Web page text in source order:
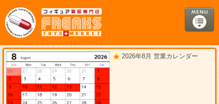
2026年8月 営業カレンダー